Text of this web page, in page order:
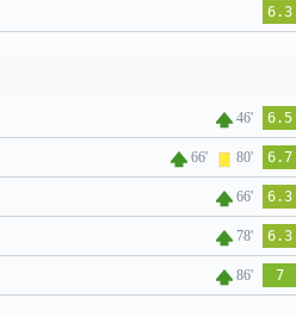
6.3
46' 6.5
66' 80' 6.7
66' 6.3
78' 6.3
86' 7